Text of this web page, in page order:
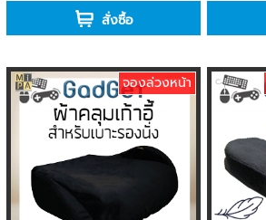
สั่งซื้อ
จองล่วงหน้า